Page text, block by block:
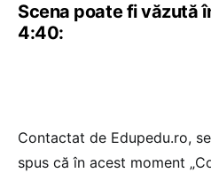
Scena poate fi văzută
4:40:
Contactat de Edupedu.ro,
spus că în acest moment